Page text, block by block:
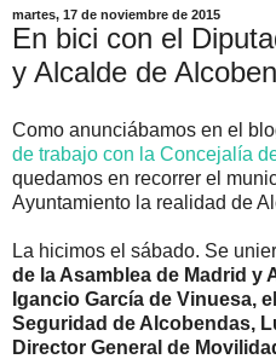
martes, 17 de noviembre de 2015
En bici con el
y Alcalde de
Como anunciábamos en el
de trabajo con la Concejalía
quedamos en recorrer el
Ayuntamiento la realidad de
La hicimos el sábado. Se
de la Asamblea de Madrid y
Igancio García de Vinuesa,
Seguridad de Alcobendas,
Director General de